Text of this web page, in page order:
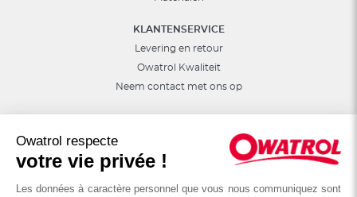
Owatrol respecte
votre vie privée !
Les données à caractère personnel que vous nous communiquez sont
KLANTENSERVICE
Levering en retour
Owatrol Kwaliteit
Neem contact met ons op
Internationale